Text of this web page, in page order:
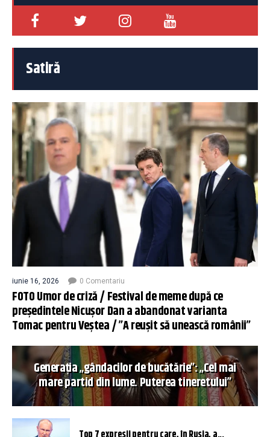
Satiră
iunie 16, 2026 0 Comentariu
FOTO Umor de criză / Festival de meme după ce
președintele Nicușor Dan a abandonat varianta
Tomac pentru Veștea / ”A reușit să unească românii”
Generația „gândacilor de bucătărie”: „Cel mai
mare partid din lume. Puterea tineretului”